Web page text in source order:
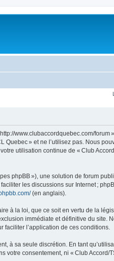
www.clubaccordquebec.com/forum
Quebec » et ne l’utilisez pas. Nous
utilisation continue de « Club
phpBB »), une solution de forum
les discussions sur Internet ;
(en anglais).
à la loi, que ce soit en vertu de la
immédiate et définitive du site.
faciliter l’application de ces conditions.
à sa seule discrétion. En tant
consentement, ni « Club Accord/